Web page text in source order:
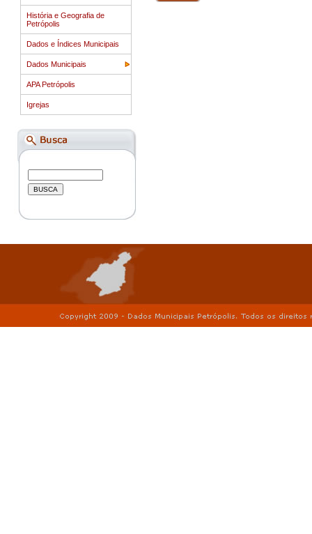
História e Geografia de
Petrópolis
Dados e Índices Municipais
Dados Municipais
APA Petrópolis
Igrejas